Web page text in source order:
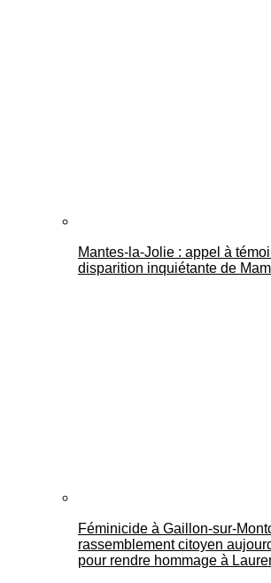
Mantes-la-Jolie : appel à
disparition inquiétante de
Féminicide à
rassemblement citoyen
pour rendre hommage à